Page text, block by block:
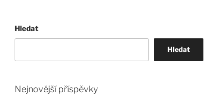
Hledat
Hledat
Nejnovější příspěvky